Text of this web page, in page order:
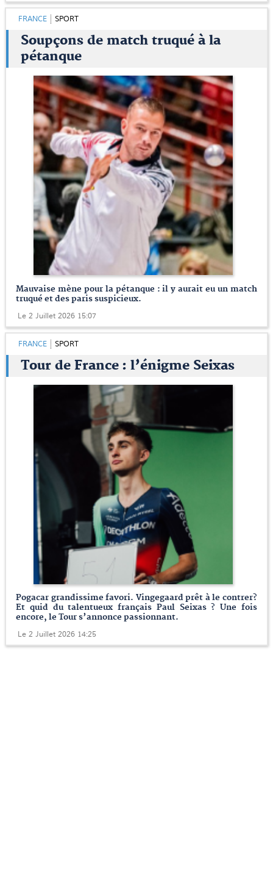
FRANCE SPORT
Soupçons de match truqué à la
pétanque
Mauvaise mène pour la pétanque : il y aurait eu un match
truqué et des paris suspicieux.
Le 2 Juillet 2026 15:07
FRANCE SPORT
Tour de France : l’énigme Seixas
Pogacar grandissime favori. Vingegaard prêt à le contrer?
Et quid du talentueux français Paul Seixas ? Une fois
encore, le Tour s’annonce passionnant.
Le 2 Juillet 2026 14:25